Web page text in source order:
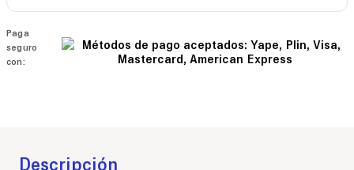
Paga
seguro
con:
Descripción